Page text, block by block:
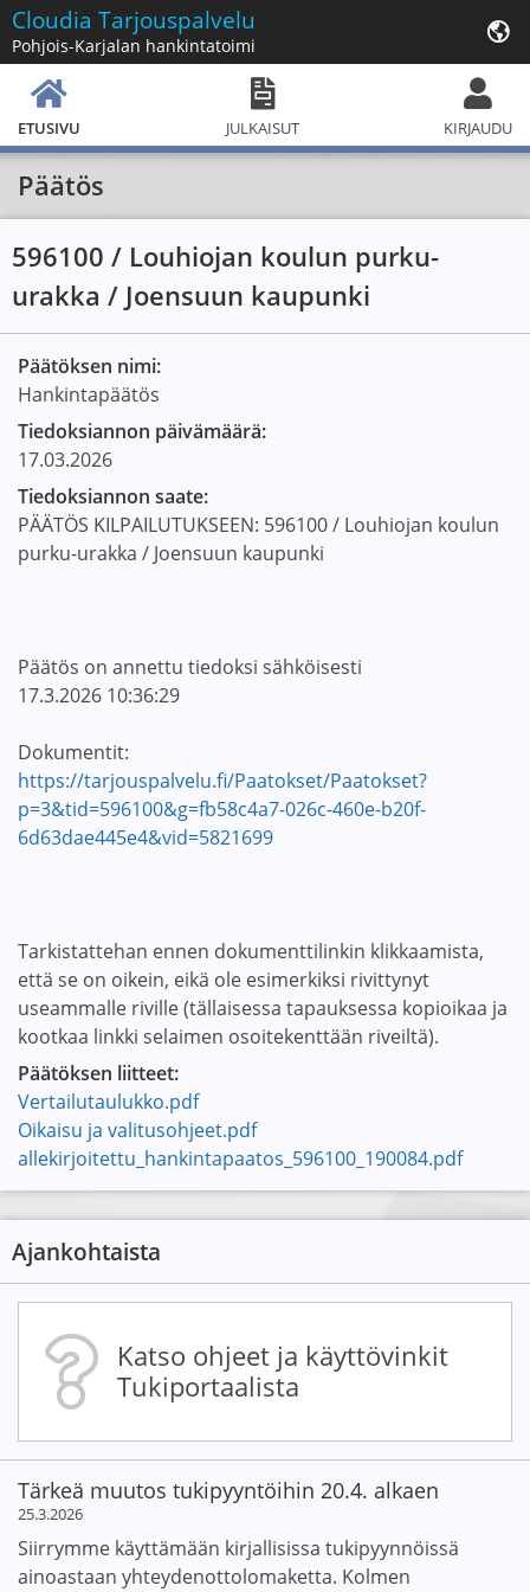
Cloudia Tarjouspalvelu
Pohjois-Karjalan hankintatoimi
ETUSIVU JULKAISUT KIRJAUDU
Päätös
596100 / Louhiojan koulun purku-
urakka / Joensuun kaupunki
Päätöksen nimi:
Hankintapäätös
Tiedoksiannon päivämäärä:
17.03.2026
Tiedoksiannon saate:
PÄÄTÖS KILPAILUTUKSEEN: 596100 / Louhiojan koulun
purku-urakka / Joensuun kaupunki
Päätös on annettu tiedoksi sähköisesti
17.3.2026 10:36:29
Dokumentit:
https://tarjouspalvelu.fi/Paatokset/Paatokset?
p=3&tid=596100&g=fb58c4a7-026c-460e-b20f-
6d63dae445e4&vid=5821699
Tarkistattehan ennen dokumenttilinkin klikkaamista,
että se on oikein, eikä ole esimerkiksi rivittynyt
useammalle riville (tällaisessa tapauksessa kopioikaa ja
kootkaa linkki selaimen osoitekenttään riveiltä).
Päätöksen liitteet:
Vertailutaulukko.pdf
Oikaisu ja valitusohjeet.pdf
allekirjoitettu_hankintapaatos_596100_190084.pdf
Ajankohtaista
Katso ohjeet ja käyttövinkit
Tukiportaalista
Tärkeä muutos tukipyyntöihin 20.4. alkaen
25.3.2026
Siirrymme käyttämään kirjallisissa tukipyynnöissä
ainoastaan yhteydenottolomaketta. Kolmen